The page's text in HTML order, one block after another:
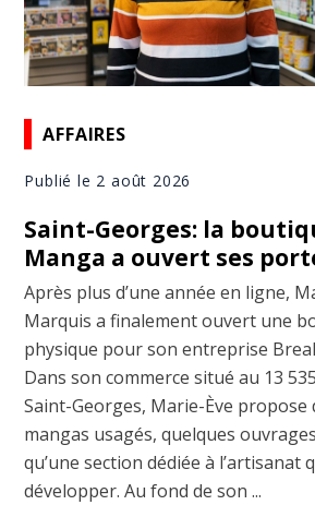
AFFAIRES
Publié le 2 août 2026
Saint-Georges: la
Manga a ouvert ses
Après plus d’une année en ligne,
Marquis a finalement ouvert une
physique pour son entreprise
Dans son commerce situé au 13
Saint-Georges, Marie-Ève propose
mangas usagés, quelques
qu’une section dédiée à l’artisanat
développer. Au fond de son ...